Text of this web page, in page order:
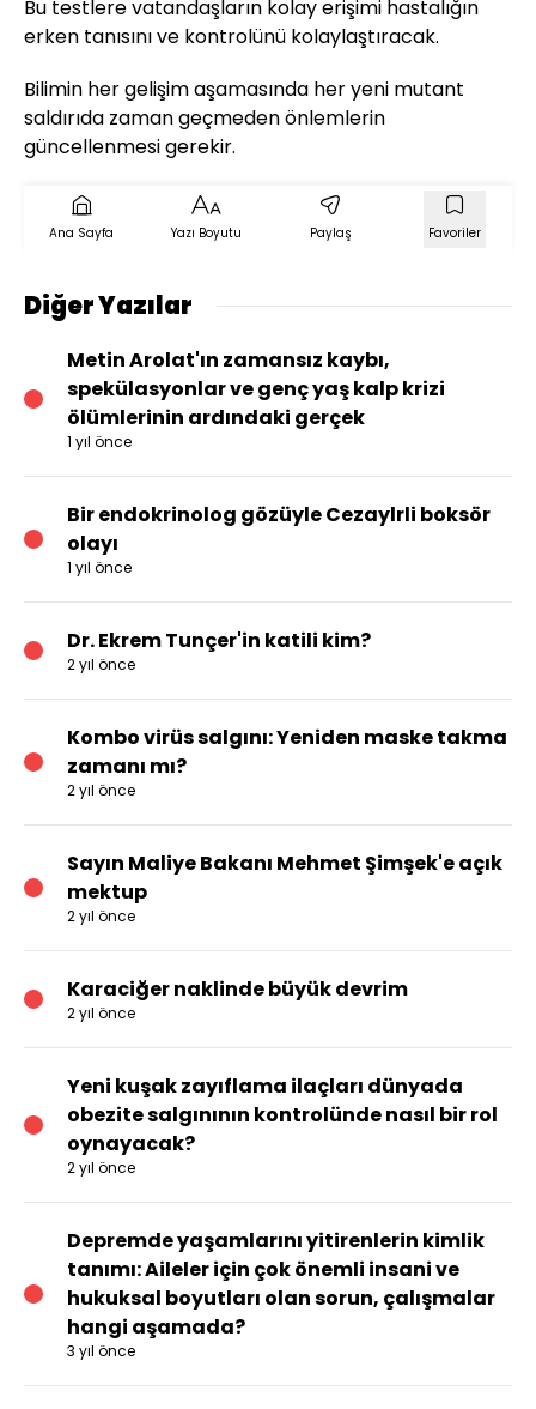
Bu testlere vatandaşların kolay erişimi hastalığın
erken tanısını ve kontrolünü kolaylaştıracak.
Bilimin her gelişim aşamasında her yeni mutant
saldırıda zaman geçmeden önlemlerin
güncellenmesi gerekir.
Ana Sayfa Yazı Boyutu Paylaş Favoriler
Diğer Yazılar
Metin Arolat'ın zamansız kaybı,
spekülasyonlar ve genç yaş kalp krizi
ölümlerinin ardındaki gerçek
1 yıl önce
Bir endokrinolog gözüyle Cezaylrli boksör
olayı
1 yıl önce
Dr. Ekrem Tunçer'in katili kim?
2 yıl önce
Kombo virüs salgını: Yeniden maske takma
zamanı mı?
2 yıl önce
Sayın Maliye Bakanı Mehmet Şimşek'e açık
mektup
2 yıl önce
Karaciğer naklinde büyük devrim
2 yıl önce
Yeni kuşak zayıflama ilaçları dünyada
obezite salgınının kontrolünde nasıl bir rol
oynayacak?
2 yıl önce
Depremde yaşamlarını yitirenlerin kimlik
tanımı: Aileler için çok önemli insani ve
hukuksal boyutları olan sorun, çalışmalar
hangi aşamada?
3 yıl önce